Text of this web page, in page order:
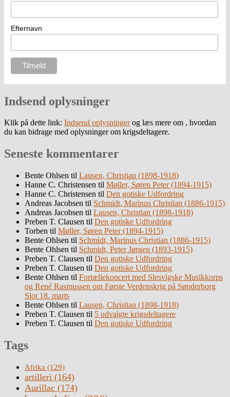
Efternavn
Indsend oplysninger
Klik på dette link: Indsend oplysningerog læs mere om , hvordan
du kan bidrage med oplysninger om krigsdeltagere.
Seneste kommentarer
Bente Ohlsen til Lausen, Christian (1898-1918)
Hanne C. Christensen til Møller, Søren Peter (1894-1915)
Hanne C. Christensen til Den gotiske Udfordring
Andreas Jacobsen til Schmidt, Marinus Christian (1886-1915)
Andreas Jacobsen til Lausen, Christian (1898-1918)
Preben T. Clausen til Den gotiske Udfordring
Torben til Møller, Søren Peter (1894-1915)
Bente Ohlsen til Schmidt, Marinus Christian (1886-1915)
Bente Ohlsen til Schmidt, Peter Jørgen (1893-1915)
Preben T. Clausen til Den gotiske Udfordring
Preben T. Clausen til Den gotiske Udfordring
Bente Ohlsen til Fortællekoncert med Slesvigske Musikkorps
og René Rasmussen om Første Verdenskrig på Sønderborg
Slot 18. marts
Bente Ohlsen til Lausen, Christian (1898-1918)
Preben T. Clausen til 5 udvalgte krigsdeltagere
Preben T. Clausen til Den gotiske Udfordring
Tags
Afrika (129)
artilleri (164)
Aurillac (174)